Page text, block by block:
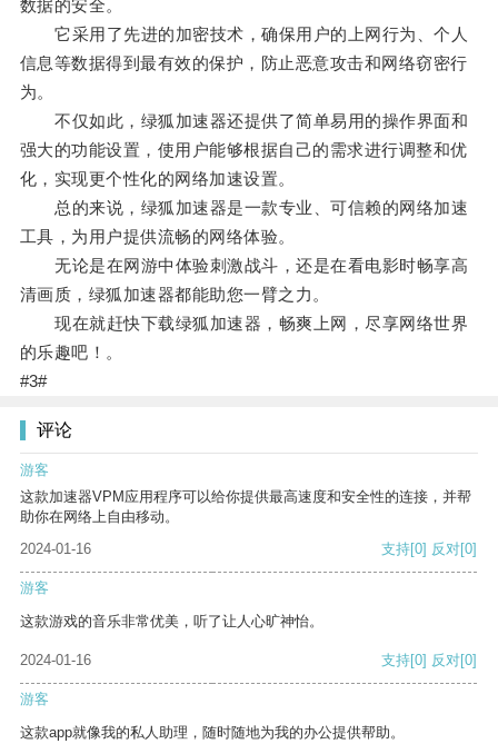
数据的安全。
它采用了先进的加密技术，确保用户的上网行为、个人
信息等数据得到最有效的保护，防止恶意攻击和网络窃密行
为。
不仅如此，绿狐加速器还提供了简单易用的操作界面和
强大的功能设置，使用户能够根据自己的需求进行调整和优
化，实现更个性化的网络加速设置。
总的来说，绿狐加速器是一款专业、可信赖的网络加速
工具，为用户提供流畅的网络体验。
无论是在网游中体验刺激战斗，还是在看电影时畅享高
清画质，绿狐加速器都能助您一臂之力。
现在就赶快下载绿狐加速器，畅爽上网，尽享网络世界
的乐趣吧！。
#3#
评论
游客
这款加速器VPM应用程序可以给你提供最高速度和安全性的连接，并帮
助你在网络上自由移动。
2024-01-16
支持[0] 反对[0]
游客
这款游戏的音乐非常优美，听了让人心旷神怡。
2024-01-16 支持[0] 反对[0]
游客
这款app就像我的私人助理，随时随地为我的办公提供帮助。